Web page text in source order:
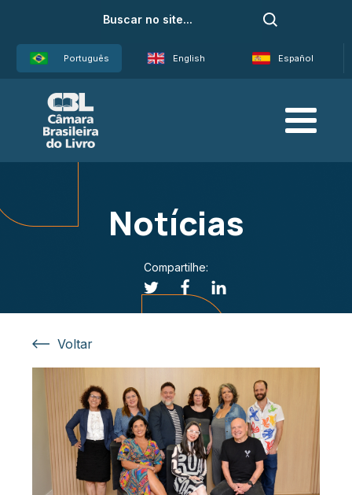
Português English Español
Notícias
Compartilhe:
Voltar